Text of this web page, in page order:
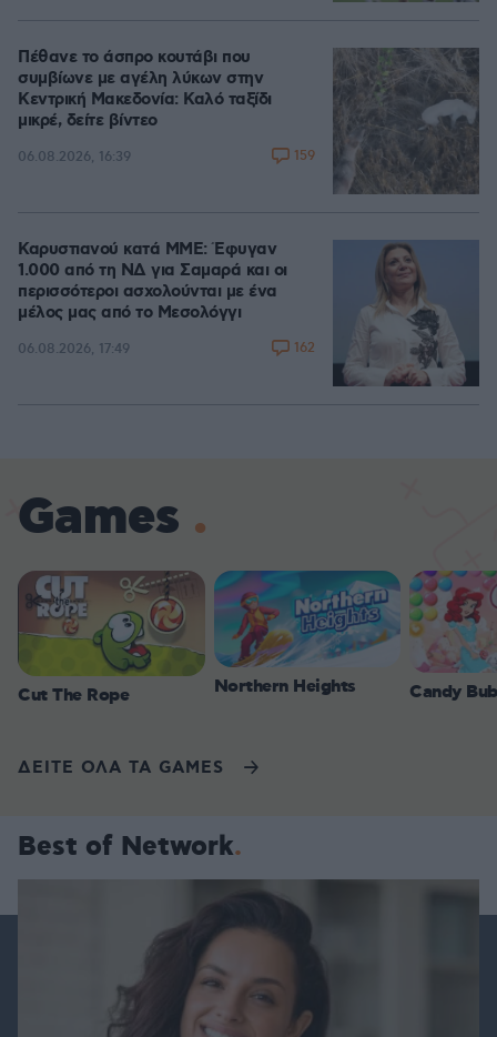
Πέθανε το άσπρο κουτάβι που
συμβίωνε με αγέλη λύκων στην
Κεντρική Μακεδονία: Καλό ταξίδι
μικρέ, δείτε βίντεο
06.08.2026, 16:39 159
Καρυστιανού κατά ΜΜΕ: Έφυγαν
1.000 από τη ΝΔ για Σαμαρά και οι
περισσότεροι ασχολούνται με ένα
μέλος μας από το Μεσολόγγι
06.08.2026, 17:49 162
Games
Cut The Rope Northern Heights Candy
ΔΕΙΤΕ ΟΛΑ ΤΑ GAMES
Best of Network